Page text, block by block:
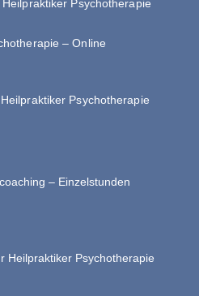
Psychotherapie
– Online
Psychotherapie
– Einzelstunden
Heilpraktiker Psychotherapie